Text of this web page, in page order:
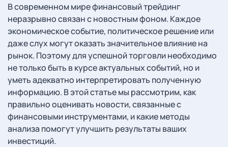
В современном мире финансовый трейдинг
неразрывно связан с новостным фоном. Каждое
экономическое событие, политическое решение или
даже слух могут оказать значительное влияние на
рынок. Поэтому для успешной торговли необходимо
не только быть в курсе актуальных событий, но и
уметь адекватно интерпретировать полученную
информацию. В этой статье мы рассмотрим, как
правильно оценивать новости, связанные с
финансовыми инструментами, и какие методы
анализа помогут улучшить результаты ваших
инвестиций.